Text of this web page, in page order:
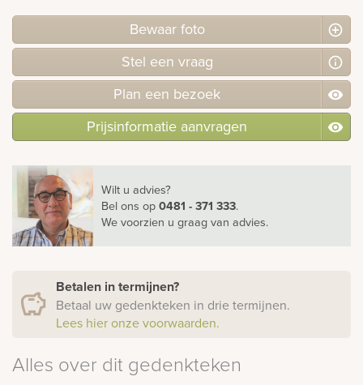
Bewaar foto
Stel een vraag
Plan een bezoek
Prijsinformatie aanvragen
Wilt u advies?
Bel ons op0481 - 371 333.
We voorzien u graag van advies.
Betalen in termijnen?
Betaal uw gedenkteken in drie termijnen.
Lees hier onze voorwaarden.
Alles over dit gedenkteken